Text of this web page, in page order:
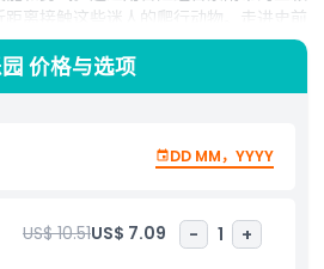
离接触这些迷人的爬行动物。走进史前
逼真的机械鳄鱼恐龙模型，探访兰卡威树
拍摄郁郁葱葱环境唯美照片的绝佳景
午9:30至下午6:00，斋月期间特别时间
冒险乐园专为家庭、自然爱好者和探险者
融为一体，是您兰卡威之旅中不可错过的
价格与选项
DD MM，YYYY
US$ 10.51US$ 7.09 - 1 +